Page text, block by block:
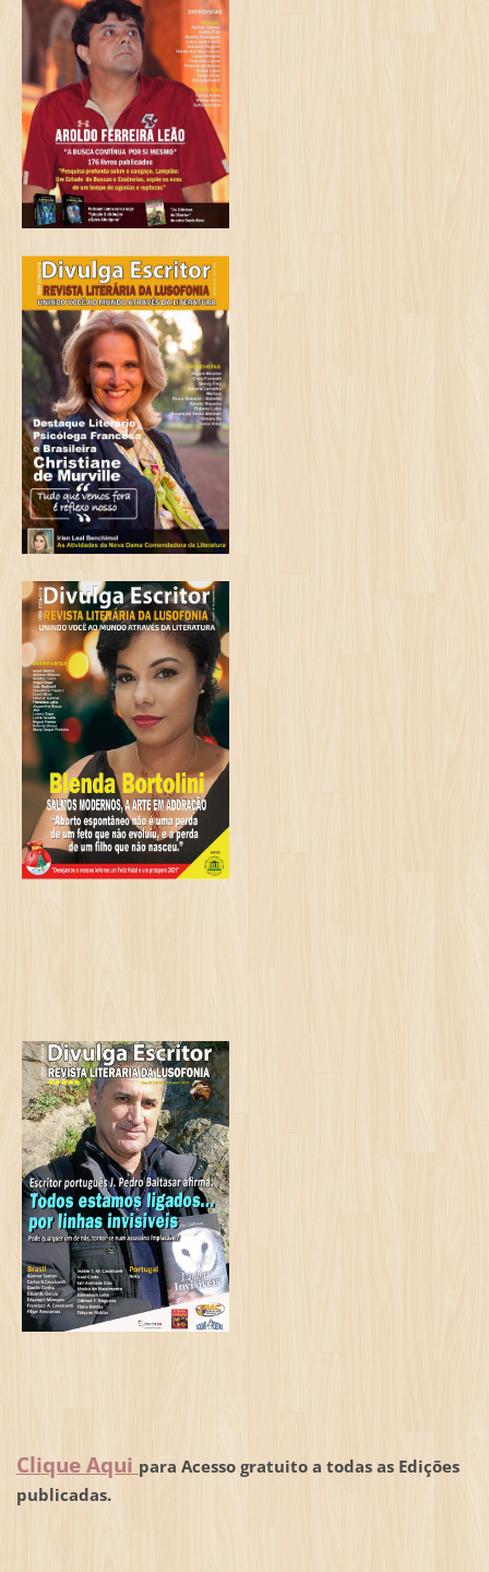
Clique Aqui para Acesso gratuito a todas as Edições
publicadas.